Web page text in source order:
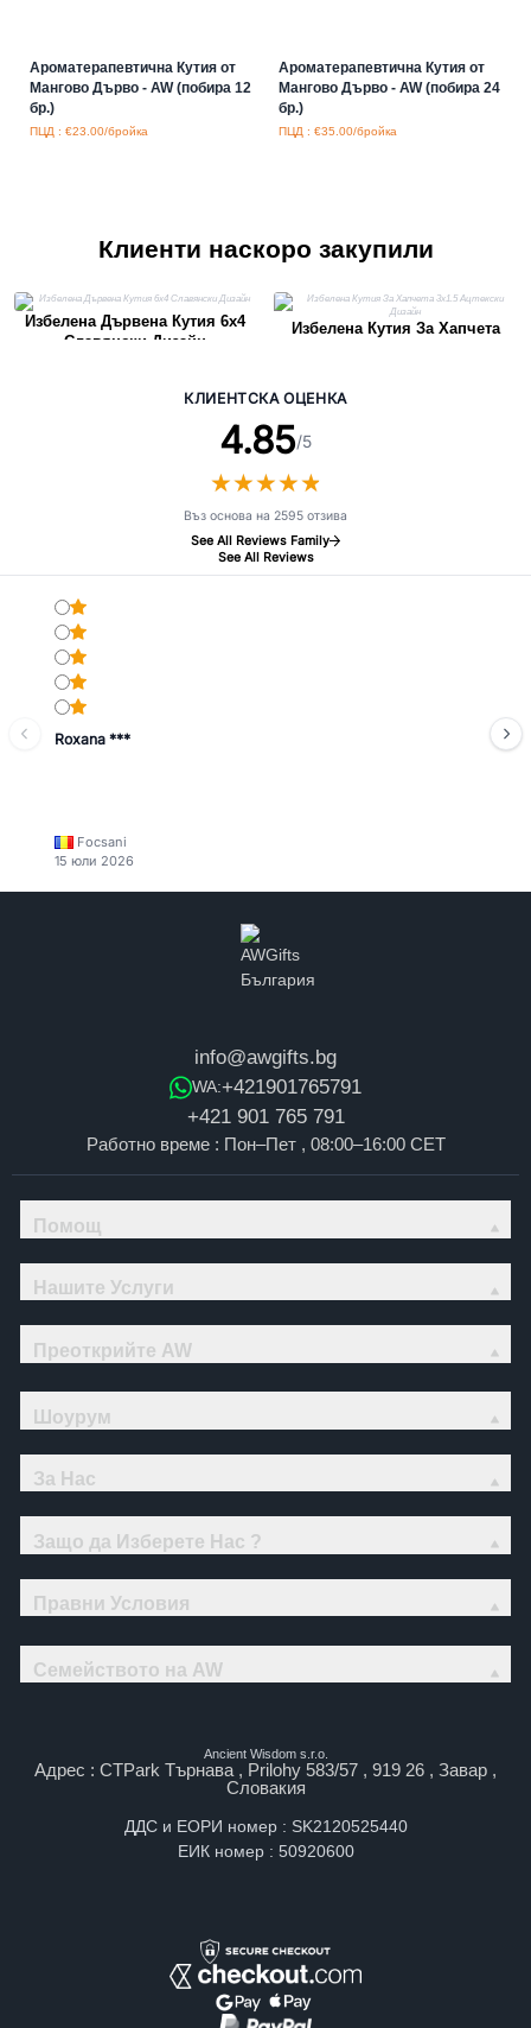
Ароматерапевтична Кутия от
Мангово Дърво - AW (побира 12
бр.)
ПЦД : €23.00/бройка
Ароматерапевтична Кутия от
Мангово Дърво - AW (побира 24
бр.)
ПЦД : €35.00/бройка
Клиенти наскоро закупили
Избелена Дървена Кутия 6x4
Славянски Дизайн
Избелена Кутия За Хапчета
КЛИЕНТСКА ОЦЕНКА
4.85/5
★★★★★
★★★★★
Въз основа на 2595 отзива
See All Reviews Family
See All Reviews
Roxana ***
Focsani
15 юли 2026
info@awgifts.bg
WA:+421901765791
+421 901 765 791
Работно време : Пон–Пет , 08:00–16:00 CET
Помощ
Нашите Услуги
Преоткрийте AW
Шоурум
За Нас
Защо да Изберете Нас ?
Правни Условия
Семейството на AW
Ancient Wisdom s.r.o.
Адрес : CTPark Търнава , Prilohy 583/57 , 919 26 , Завар ,
Словакия
ДДС и ЕОРИ номер : SK2120525440
ЕИК номер : 50920600